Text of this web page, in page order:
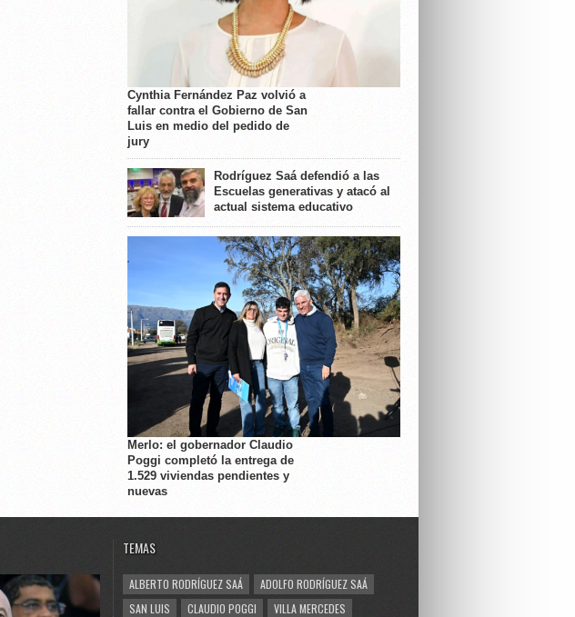
Cynthia Fernández Paz volvió a
fallar contra el Gobierno de San
Luis en medio del pedido de
jury
Rodríguez Saá defendió a las
Escuelas generativas y atacó al
actual sistema educativo
Merlo: el gobernador Claudio
Poggi completó la entrega de
1.529 viviendas pendientes y
nuevas
TEMAS
ALBERTO RODRÍGUEZ SAÁ
ADOLFO RODRÍGUEZ SAÁ
SAN LUIS
CLAUDIO POGGI
VILLA MERCEDES